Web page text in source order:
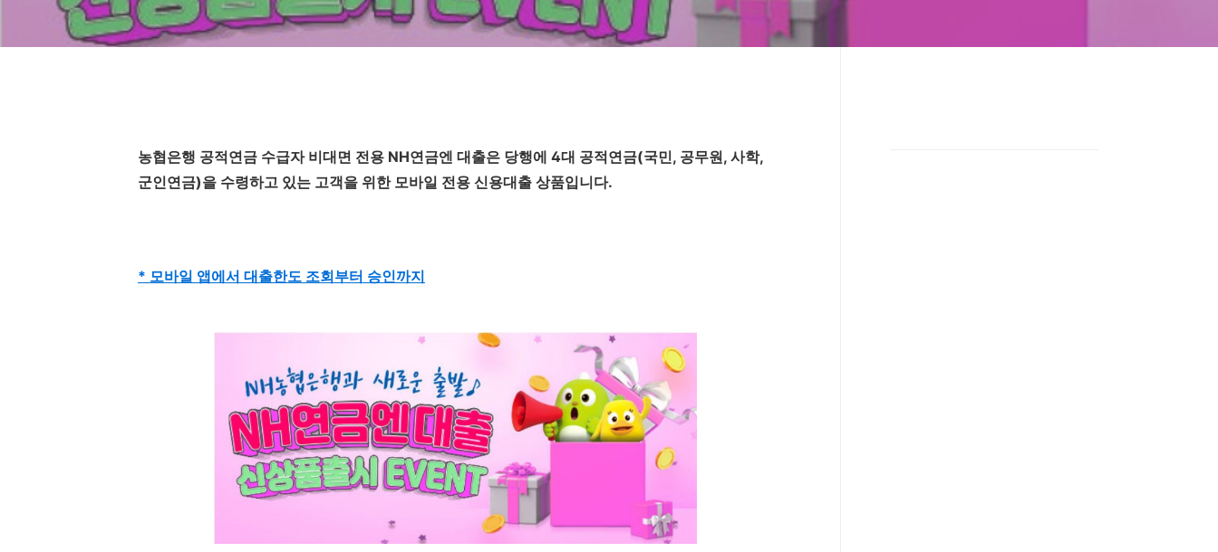
농협은행 공적연금 수급자 비대면 전용 NH연금엔 대출은 당행에 4대 공적연금(국민, 공무원, 사학,
군인연금)을 수령하고 있는 고객을 위한 모바일 전용 신용대출 상품입니다.
* 모바일 앱에서 대출한도 조회부터 승인까지